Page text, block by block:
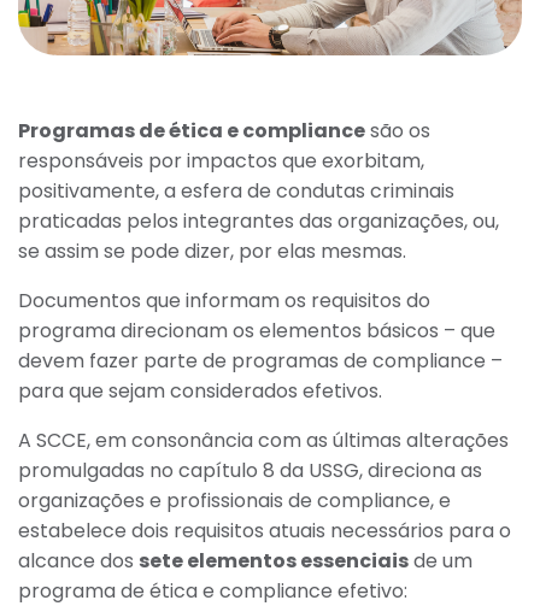
Programas de ética e compliancesão os
responsáveis por impactos que exorbitam,
positivamente, a esfera de condutas criminais
praticadas pelos integrantes das organizações, ou,
se assim se pode dizer, por elas mesmas.
Documentos que informam os requisitos do
programa direcionam os elementos básicos – que
devem fazer parte de programas de compliance –
para que sejam considerados efetivos.
A SCCE, em consonância com as últimas alterações
promulgadas no capítulo 8 da USSG, direciona as
organizações e profissionais de compliance, e
estabelece dois requisitos atuais necessários para o
alcance dos sete elementos essenciaisde um
programa de ética e compliance efetivo: